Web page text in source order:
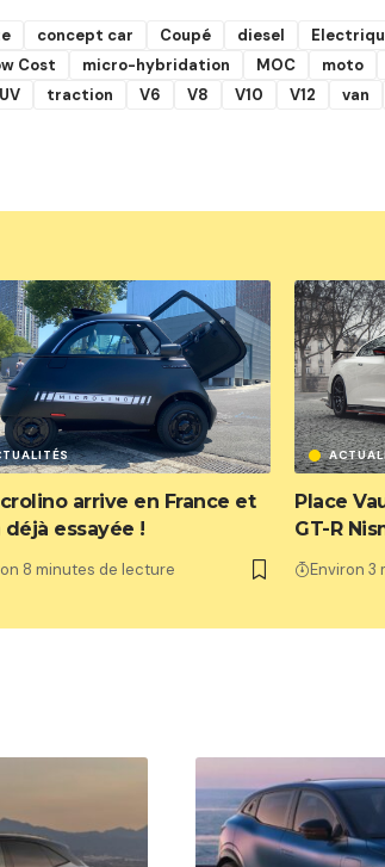
concept car Coupé diesel
Cost micro-hybridation MOC moto
traction V6 V8 V10 V12 van
arrive en France et
déjà essayée !
8 minutes de lecture
Place
GT-R
Environ 3